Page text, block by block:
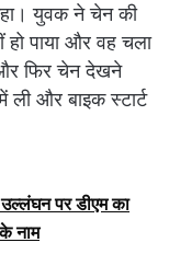
युवक ने चेन की
हो पाया और वह चला
और फिर चेन देखने
और बाइक स्टार्ट
पर डीएम का
नाम